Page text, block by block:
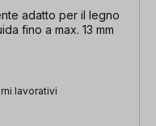
adatto per il legno
fino a max. 13 mm
lavorativi